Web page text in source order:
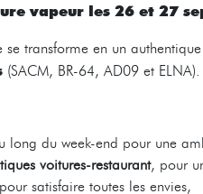
vapeur les 26 et 27
se transforme en un
(SACM, BR-64, AD09 et ELNA).
long du week-end pour une
voitures-restaurant, pour
satisfaire toutes les envies,